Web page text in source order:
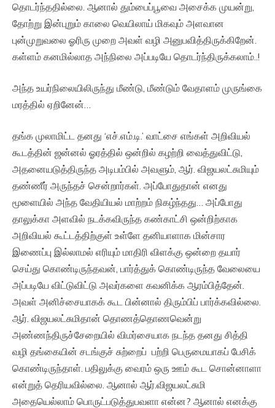
தொடர்ந்ததில்லை. ஆனால் தும்பைப்பூவை அசைக்க முயன்று,
தோற்று இன்புறும் காலை வெயிலாய் மிகவும் அளவான
புன்முறுவலை ஓரிரு முறை அவள் வழி அனுபவித்திருக்கிறேன்.
கள்ளம் கனமில்லாத அந்நிலை அப்படியே தொடர்ந்திருக்கலாம்..!
அந்த உயர்நிலையிலிருந்து மீண்டு, மீண்டும் வேதாளம் முருங்கை
மரத்தில் ஏறினேன்…
தங்க முலாமிட்ட தனது ‘எச்.எம்.டி.’ வாட்சை எங்கள் அறிவியல்
கூடத்தின் ஜன்னல் ஓரத்தில் ஒன்றில் கழற்றி வைத்துவிட்டு,
அதனையடுத்திருந்த அடிபம்பில் அவளும், ஆர். விஜயலட்சுமியும்
தண்ணீர் அருந்தச் சென்றார்கள். அப்போதுதான் எனது
மூளையில் அந்த வேதியியல் மாற்றம் நிகழ்ந்தது… அப்போது
தாலுக்கா அளவில் நடக்கவிருந்த கண்காட்சி ஒன்றிற்காக
அறிவியல் கூட்டத்திற்குள் உள்ளே தனியாளாக மின்சார
இணைப்பு இல்லாமல் எரியும் மாதிரி விளக்கு ஒன்றை தயார்
செய்து கொண்டிருந்தவன், பார்த்துக் கொண்டிருந்த வேலையை
அப்படியே விட்டுவிட்டு அவர்களை கவனிக்க ஆரம்பித்தேன்.
அவள் அனிச்சையாகக் கூட பின்னால் திரும்பிப் பார்க்கவில்லை.
ஆர். விஜயலட்சுமிதான் தொணத்தொணவென்று
அண்ணந்திருச்சேறையில் விமர்சையாக நடந்த தனது சித்தி
வழி தங்கையின் சடங்குச் சுற்றைப் பற்றி பெருமையாகப் பேசிக்
கொண்டிருந்தாள். பதிலுக்கு வைரம் ஒரு ஊம் கூட சொன்னாளா
என்றுத் தெரியவில்லை. ஆனால் ஆர்.விஜயலட்சுமி
அதையெல்லாம் பொருட்படுத்துபவளா என்ன? ஆனால் எனக்கு